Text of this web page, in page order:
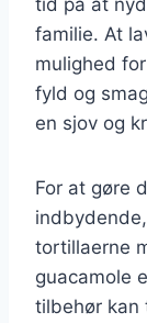
familie. At
mulighed
fyld og
en sjov og
For at gøre
tortillaerne
guacamole
tilbehør kan